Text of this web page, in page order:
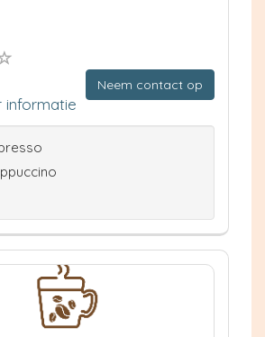
Neem contact op
informatie